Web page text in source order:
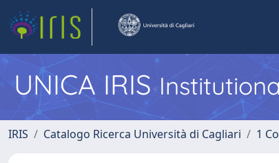
UNICA IRIS
IRIS Catalogo Ricerca Università di Cagliari 1